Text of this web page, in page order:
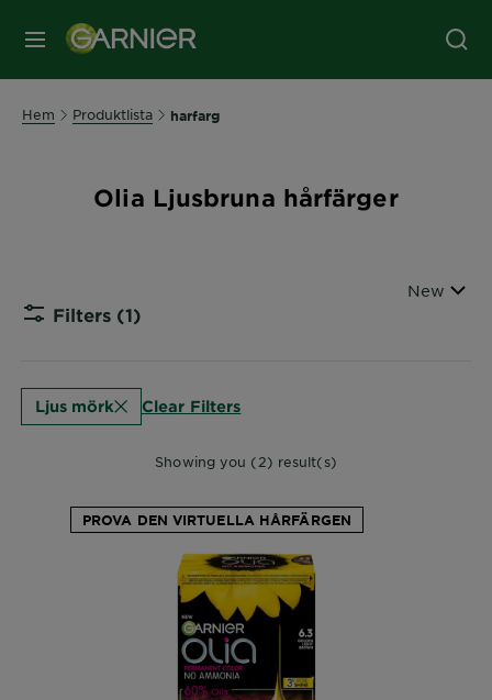
MENY
Hem Produktlista harfarg
Olia Ljusbruna hårfärger
Filters (1)
Sort By
New
Ljus mörk Clear Filters
Showing you (2) result(s)
PROVA DEN VIRTUELLA HÅRFÄRGEN